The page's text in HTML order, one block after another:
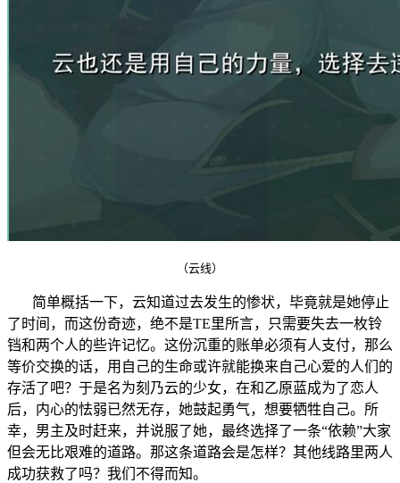
（云线）
简单概括一下，云知道过去发生的惨状，毕竟就是她停止
了时间，而这份奇迹，绝不是TE里所言，只需要失去一枚铃
铛和两个人的些许记忆。这份沉重的账单必须有人支付，那么
等价交换的话，用自己的生命或许就能换来自己心爱的人们的
存活了吧？于是名为刻乃云的少女，在和乙原蓝成为了恋人
后，内心的怯弱已然无存，她鼓起勇气，想要牺牲自己。所
幸，男主及时赶来，并说服了她，最终选择了一条“依赖”大家
但会无比艰难的道路。那这条道路会是怎样？其他线路里两人
成功获救了吗？我们不得而知。